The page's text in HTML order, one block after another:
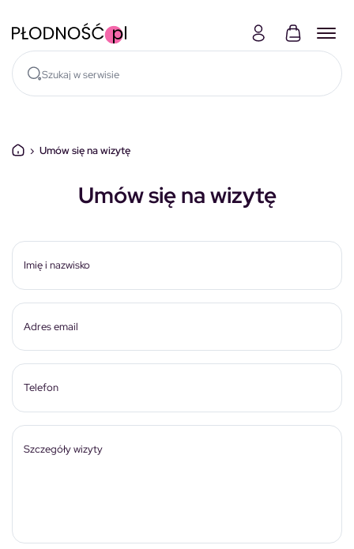
› Umów się na wizytę
Umów się na wizytę
Imię i nazwisko
Adres email
Telefon
Szczegóły wizyty